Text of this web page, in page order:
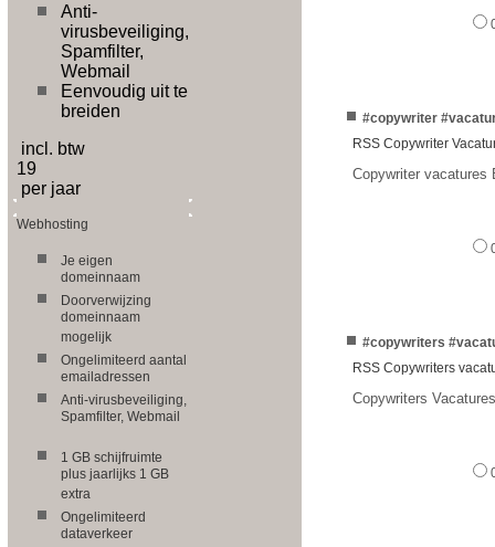
Anti-
virusbeveiliging,
Spamfilter,
Webmail
Eenvoudig uit te
breiden
incl. btw
19
per jaar
Webhosting
Je eigen
domeinnaam
Doorverwijzing
domeinnaam
mogelijk
Ongelimiteerd aantal
emailadressen
Anti-virusbeveiliging,
Spamfilter, Webmail
1 GB schijfruimte
plus jaarlijks 1 GB
extra
Ongelimiteerd
dataverkeer
#copywriter
RSS Copywriter
Copywriter vacatures
#copywriters
RSS Copywriters
Copywriters